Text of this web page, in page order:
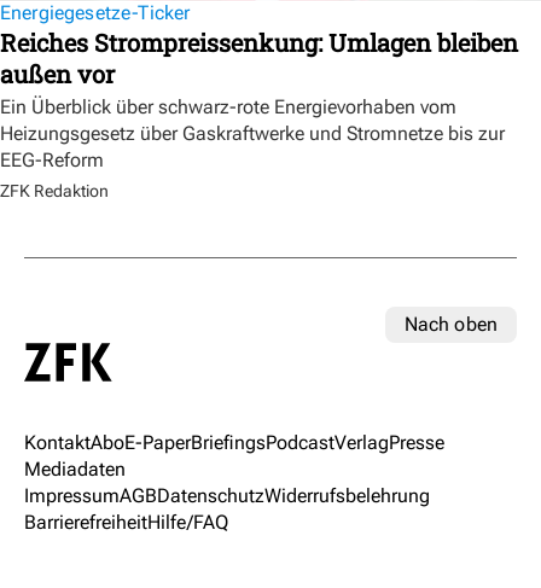
Energiegesetze-Ticker
Reiches Strompreissenkung: Umlagen bleiben
außen vor
Ein Überblick über schwarz-rote Energievorhaben vom
Heizungsgesetz über Gaskraftwerke und Stromnetze bis zur
EEG-Reform
ZFK Redaktion
Nach oben
KontaktAboE-PaperBriefingsPodcastVerlagPresse
Mediadaten
ImpressumAGBDatenschutzWiderrufsbelehrung
BarrierefreiheitHilfe/FAQ